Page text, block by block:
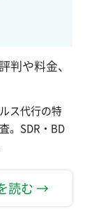
判や料金、
ス代行の特
。SDR・BD
読む →